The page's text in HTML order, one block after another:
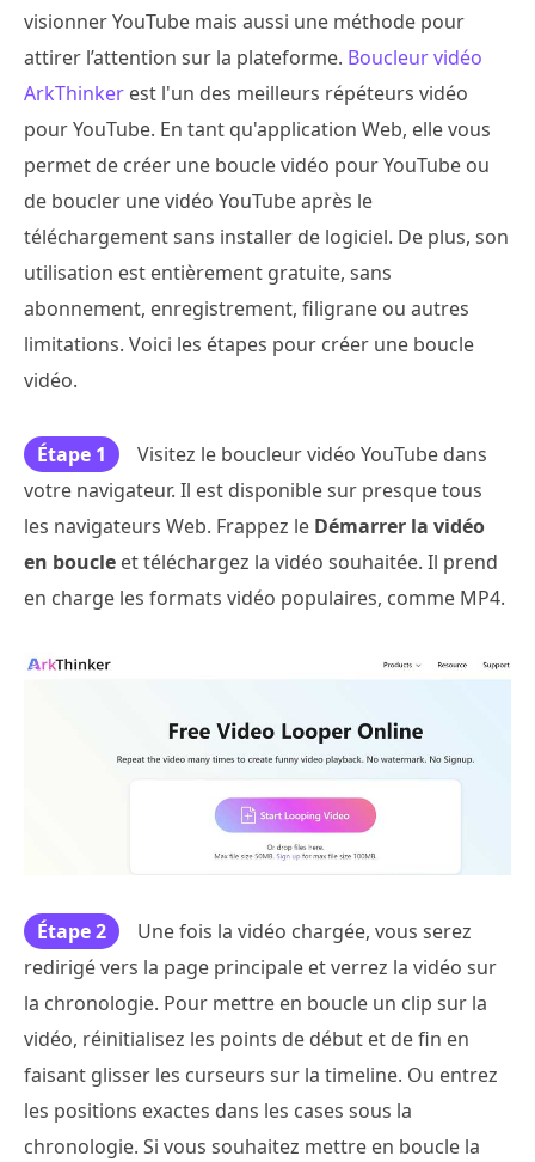
visionner YouTube mais aussi une méthode pour
attirer l’attention sur la plateforme. Boucleur vidéo
ArkThinker est l'un des meilleurs répéteurs vidéo
pour YouTube. En tant qu'application Web, elle vous
permet de créer une boucle vidéo pour YouTube ou
de boucler une vidéo YouTube après le
téléchargement sans installer de logiciel. De plus, son
utilisation est entièrement gratuite, sans
abonnement, enregistrement, filigrane ou autres
limitations. Voici les étapes pour créer une boucle
vidéo.
Étape 1
Visitez le boucleur vidéo YouTube dans
votre navigateur. Il est disponible sur presque tous
les navigateurs Web. Frappez le Démarrer la vidéo
en boucle et téléchargez la vidéo souhaitée. Il prend
en charge les formats vidéo populaires, comme MP4.
Étape 2
Une fois la vidéo chargée, vous serez
redirigé vers la page principale et verrez la vidéo sur
la chronologie. Pour mettre en boucle un clip sur la
vidéo, réinitialisez les points de début et de fin en
faisant glisser les curseurs sur la timeline. Ou entrez
les positions exactes dans les cases sous la
chronologie. Si vous souhaitez mettre en boucle la